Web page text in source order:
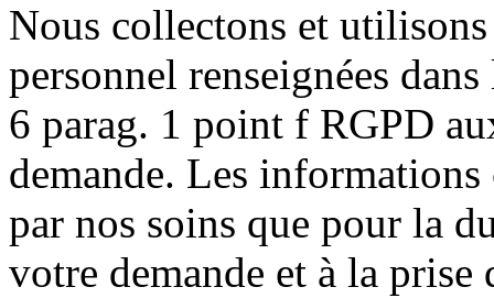
Nous collectons et
personnel renseignées
6 parag. 1 point f RGPD
demande. Les informations
par nos soins que pour la
votre demande et à la